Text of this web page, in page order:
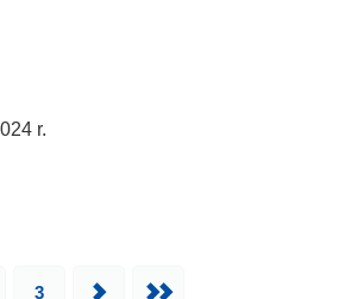
r.
3 Następna